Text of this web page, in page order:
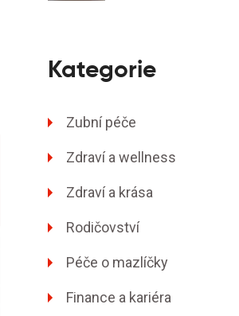
Kategorie
Zubní péče
Zdraví a wellness
Zdraví a krása
Rodičovství
Péče o mazlíčky
Finance a kariéra